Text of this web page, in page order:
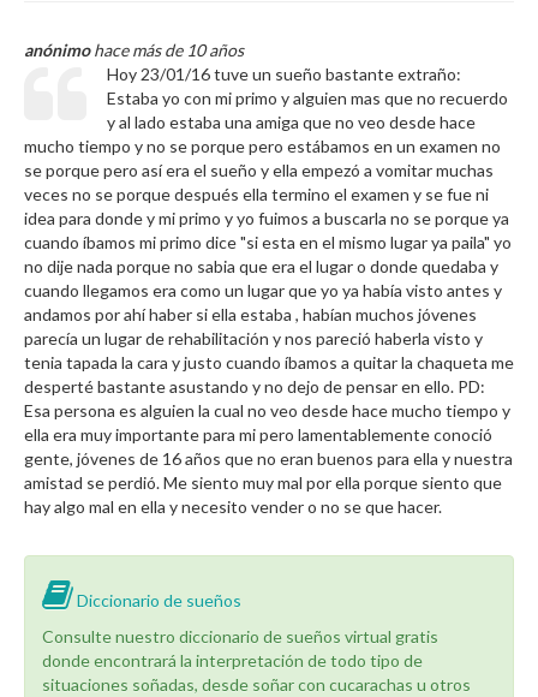
anónimohace más de 10 años
Hoy 23/01/16 tuve un sueño bastante extraño:
Estaba yo con mi primo y alguien mas que no recuerdo
y al lado estaba una amiga que no veo desde hace
mucho tiempo y no se porque pero estábamos en un examen no
se porque pero así era el sueño y ella empezó a vomitar muchas
veces no se porque después ella termino el examen y se fue ni
idea para donde y mi primo y yo fuimos a buscarla no se porque ya
cuando íbamos mi primo dice "si esta en el mismo lugar ya paila" yo
no dije nada porque no sabia que era el lugar o donde quedaba y
cuando llegamos era como un lugar que yo ya había visto antes y
andamos por ahí haber si ella estaba , habían muchos jóvenes
parecía un lugar de rehabilitación y nos pareció haberla visto y
tenia tapada la cara y justo cuando íbamos a quitar la chaqueta me
desperté bastante asustando y no dejo de pensar en ello. PD:
Esa persona es alguien la cual no veo desde hace mucho tiempo y
ella era muy importante para mi pero lamentablemente conoció
gente, jóvenes de 16 años que no eran buenos para ella y nuestra
amistad se perdió. Me siento muy mal por ella porque siento que
hay algo mal en ella y necesito vender o no se que hacer.
Diccionario de sueños
Consulte nuestro diccionario de sueños virtual gratis
donde encontrará la interpretación de todo tipo de
situaciones soñadas, desde soñar con cucarachas u otros